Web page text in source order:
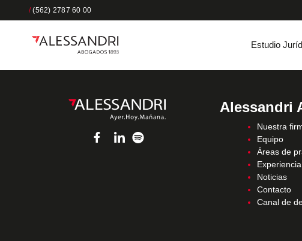
/(562) 2787 60 00
Estudio
Alessandri
Nuestra
Equipo
Áreas de
Noticias
Contacto
Canal de